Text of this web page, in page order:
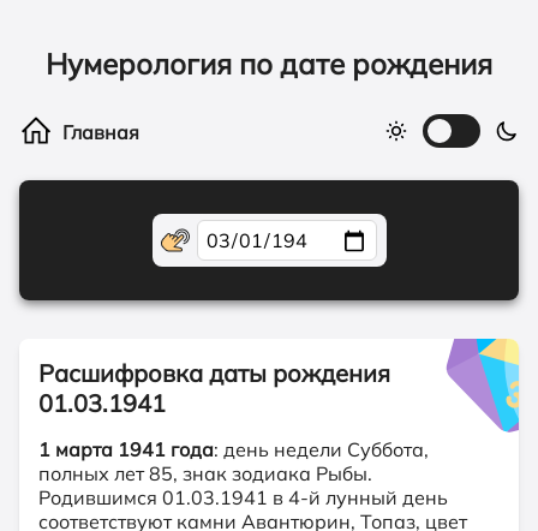
Нумерология по дате рождения
Расшифровка даты рождения
01.03.1941
1 марта 1941 года: день недели Суббота,
полных лет 85, знак зодиака Рыбы.
Родившимся 01.03.1941 в 4-й лунный день
соответствуют камни Авантюрин, Топаз, цвет